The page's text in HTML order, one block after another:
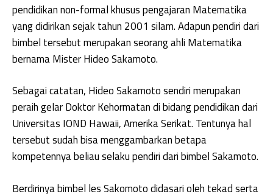
pendidikan non-formal khusus pengajaran Matematika
yang didirikan sejak tahun 2001 silam. Adapun pendiri dari
bimbel tersebut merupakan seorang ahli Matematika
bernama Mister Hideo Sakamoto.
Sebagai catatan, Hideo Sakamoto sendiri merupakan
peraih gelar Doktor Kehormatan di bidang pendidikan dari
Universitas IOND Hawaii, Amerika Serikat. Tentunya hal
tersebut sudah bisa menggambarkan betapa
kompetennya beliau selaku pendiri dari bimbel Sakamoto.
Berdirinya bimbel les Sakomoto didasari oleh tekad serta